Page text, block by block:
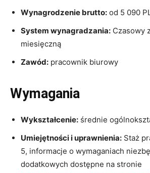
Wynagrodzenie brutto: od 5 090
System wynagradzania: Czasowy
miesięczną
Zawód: pracownik biurowy
Wymagania
Wykształcenie: średnie
Umiejętności i uprawnienia: Staż
5, informacje o wymaganiach
dodatkowych dostępne na stronie